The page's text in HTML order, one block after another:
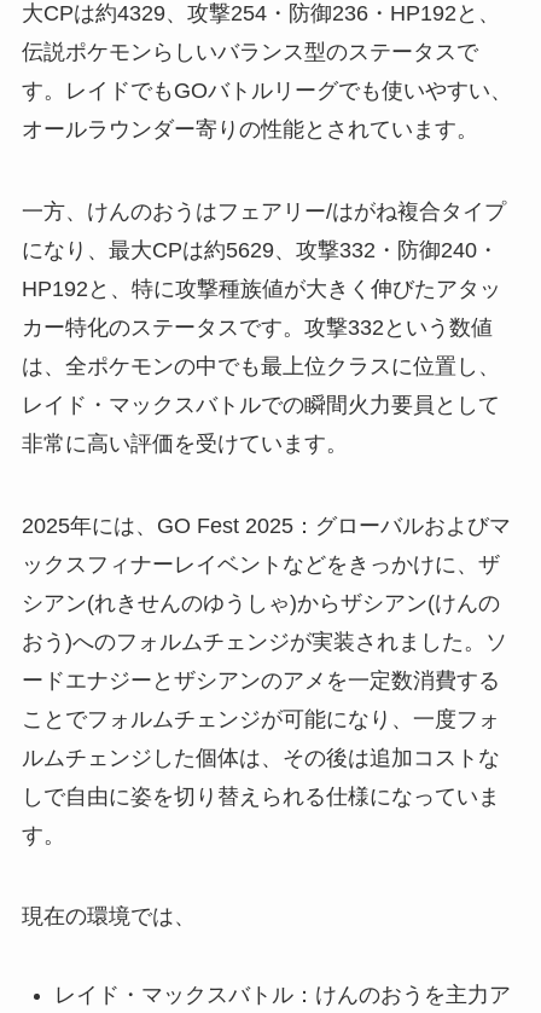
大CPは約4329、攻撃254・防御236・HP192と、
伝説ポケモンらしいバランス型のステータスで
す。レイドでもGOバトルリーグでも使いやすい、
オールラウンダー寄りの性能とされています。
一方、けんのおうはフェアリー/はがね複合タイプ
になり、最大CPは約5629、攻撃332・防御240・
HP192と、特に攻撃種族値が大きく伸びたアタッ
カー特化のステータスです。攻撃332という数値
は、全ポケモンの中でも最上位クラスに位置し、
レイド・マックスバトルでの瞬間火力要員として
非常に高い評価を受けています。
2025年には、GO Fest 2025：グローバルおよびマ
ックスフィナーレイベントなどをきっかけに、ザ
シアン(れきせんのゆうしゃ)からザシアン(けんの
おう)へのフォルムチェンジが実装されました。ソ
ードエナジーとザシアンのアメを一定数消費する
ことでフォルムチェンジが可能になり、一度フォ
ルムチェンジした個体は、その後は追加コストな
しで自由に姿を切り替えられる仕様になっていま
す。
現在の環境では、
レイド・マックスバトル：けんのおうを主力ア